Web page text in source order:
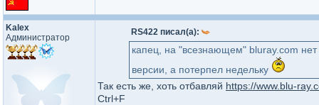
Kalex
Администратор
RS422 писал(а):
капец, на "всезнающем" bluray.com
версии, а потерпел недельку
Так есть же, хоть отбавляй https://www.blu-
Ctrl+F